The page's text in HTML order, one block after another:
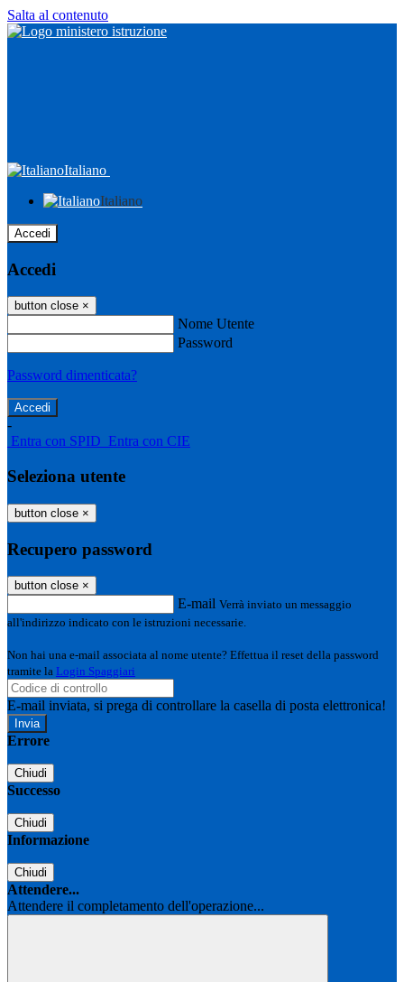
Salta al contenuto
Italiano
Italiano
Accedi
Accedi
button close ×
Nome Utente
Password
Password dimenticata?
-
Entra con SPID Entra con CIE
Seleziona utente
button close ×
Recupero password
button close ×
E-mail Verrà inviato un messaggio
all'indirizzo indicato con le istruzioni necessarie.
Non hai una e-mail associata al nome utente? Effettua il reset della password
tramite la Login Spaggiari
E-mail inviata, si prega di controllare la casella di posta elettronica!
Errore
Chiudi
Successo
Chiudi
Informazione
Chiudi
Attendere...
Attendere il completamento dell'operazione...